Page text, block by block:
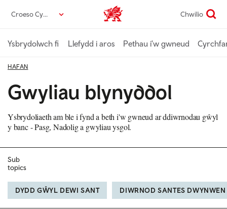
gynnwys
Croeso Cymru Croeso Cymru home Chwilio
Ysbrydolwch fi Llefydd i aros Pethau i'w gwneud
HAFAN
Gwyliau blynyddol
Ysbrydoliaeth am ble i fynd a beth i'w gwneud ar ddiwrnodau gŵyl
y banc - Pasg, Nadolig a gwyliau ysgol.
Sub
topics
DYDD GŴYL DEWI SANT DIWRNOD SANTES DWYNWEN